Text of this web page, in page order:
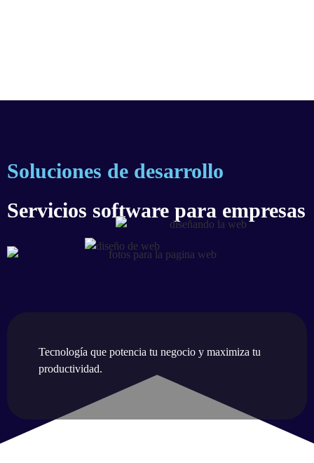
Soluciones de desarrollo
Servicios software para empresas
Tecnología que potencia tu negocio y maximiza tu
productividad.